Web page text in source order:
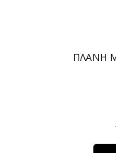
ΠΛΑΝΗ